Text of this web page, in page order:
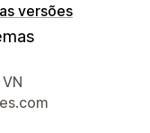
versões
designer